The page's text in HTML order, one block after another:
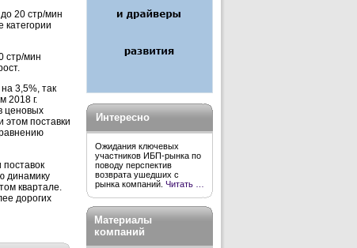
20 стр/мин
категории
стр/мин
3,5%, так
2018 г.
ценовых
этом поставки
динамику
квартале.
дорогих
Интересно
Ожидания ключевых
участников ИБП-рынка по
поводу перспектив
возврата ушедших с
рынка компаний. Читать …
Материалы
компаний